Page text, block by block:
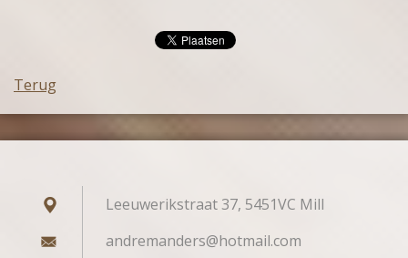
Terug
Leeuwerikstraat 37, 5451VC Mill
andremanders@hotmail.com